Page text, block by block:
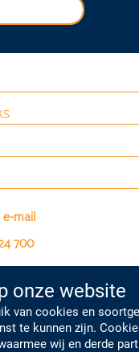
mail
700
onze website
van cookies en
te kunnen zijn.
wij en derde